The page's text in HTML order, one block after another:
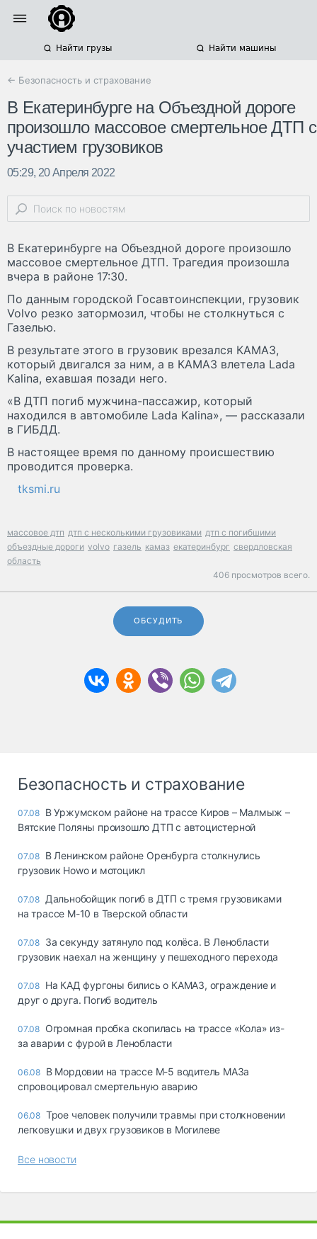
Найти грузы Найти машины
← Безопасность и страхование
В Екатеринбурге на Объездной дороге
произошло массовое смертельное ДТП с
участием грузовиков
05:29, 20 Апреля 2022
В Екатеринбурге на Объездной дороге произошло
массовое смертельное ДТП. Трагедия произошла
вчера в районе 17:30.
По данным городской Госавтоинспекции, грузовик
Volvo резко затормозил, чтобы не столкнуться с
Газелью.
В результате этого в грузовик врезался КАМАЗ,
который двигался за ним, а в КАМАЗ влетела Lada
Kalina, ехавшая позади него.
«В ДТП погиб мужчина-пассажир, который
находился в автомобиле Lada Kalina», — рассказали
в ГИБДД.
В настоящее время по данному происшествию
проводится проверка.
tksmi.ru
массовое дтп дтп с несколькими грузовиками дтп с погибшими
объездные дороги volvo газель камаз екатеринбург свердловская
область
406 просмотров всего.
ОБСУДИТЬ
Безопасность и страхование
07.08 В Уржумском районе на трассе Киров – Малмыж –
Вятские Поляны произошло ДТП с автоцистерной
07.08 В Ленинском районе Оренбурга столкнулись
грузовик Howo и мотоцикл
07.08 Дальнобойщик погиб в ДТП с тремя грузовиками
на трассе М-10 в Тверской области
07.08 За секунду затянуло под колёса. В Ленобласти
грузовик наехал на женщину у пешеходного перехода
07.08 На КАД фургоны бились о КАМАЗ, ограждение и
друг о друга. Погиб водитель
07.08 Огромная пробка скопилась на трассе «Кола» из-
за аварии с фурой в Ленобласти
06.08 В Мордовии на трассе М-5 водитель МАЗа
спровоцировал смертельную аварию
06.08 Трое человек получили травмы при столкновении
легковушки и двух грузовиков в Могилеве
Все новости